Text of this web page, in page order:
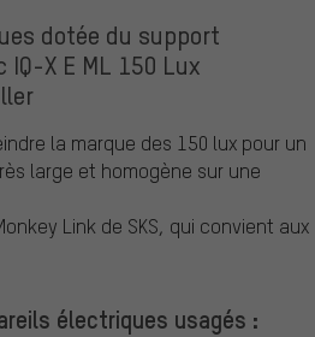
dotée du support
X E ML 150 Lux
la marque des 150 lux pour un
large et homogène sur une
Link de SKS, qui convient aux
électriques usagés :